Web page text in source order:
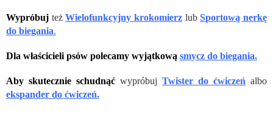
Wypróbuj teżWielofunkcyjny krokomierz lubSportową nerkę
do biegania.
Dla właścicieli psów polecamy wyjątkową smycz do biegania.
Aby skutecznie schudnąć wypróbuj Twister do ćwiczeń albo
ekspander do ćwiczeń.